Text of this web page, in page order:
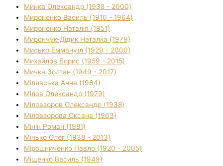
Минка Олександр (1938 - 2000)
Мироненко Василь (1910 - 1964)
Мироненко Наталія (1951)
Мирончук-Дідик Наталка (1979)
Мисько Еммануїл (1929 - 2000)
Михайлов Борис (1959 - 2015)
Мичка Золтан (1949 - 2017)
Мілевська Анна (1964)
Мілов Олександр (1979)
Міловзоров Олександр (1938)
Міловзорова Оксана (1963)
Мінін Роман (1981)
Мінько Олег (1938 - 2013)
Мірошниченко Павло (1920 - 2005)
Міщенко Василь (1949)